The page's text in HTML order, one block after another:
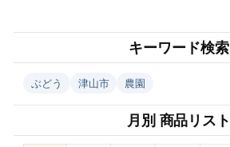
キーワード検索
ぶどう 津山市 農園
月別 商品リスト